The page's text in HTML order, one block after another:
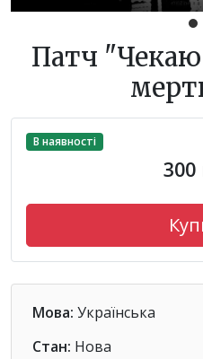
Патч "Чекаю
В наявності
300
Мова: Українська
Стан: Нова